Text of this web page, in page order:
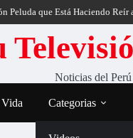
Está Haciendo Reír a las
Noticias del
Categorias